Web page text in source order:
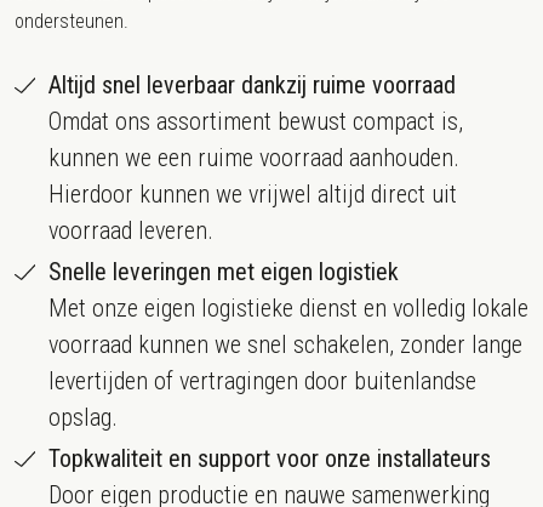
ondersteunen.
Altijd snel leverbaar dankzij ruime voorraad
Omdat ons assortiment bewust compact is,
kunnen we een ruime voorraad aanhouden.
Hierdoor kunnen we vrijwel altijd direct uit
voorraad leveren.
Snelle leveringen met eigen logistiek
Met onze eigen logistieke dienst en volledig lokale
voorraad kunnen we snel schakelen, zonder lange
levertijden of vertragingen door buitenlandse
opslag.
Topkwaliteit en support voor onze installateurs
Door eigen productie en nauwe samenwerking